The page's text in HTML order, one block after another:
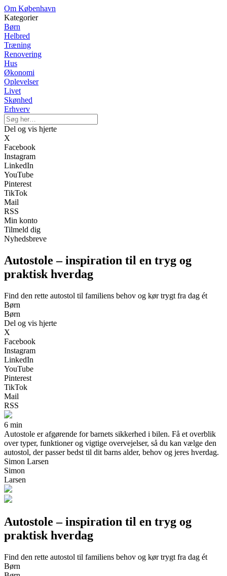
Om København
Kategorier
Børn
Helbred
Træning
Renovering
Hus
Økonomi
Oplevelser
Livet
Skønhed
Erhverv
Del og vis hjerte
X
Facebook
Instagram
LinkedIn
YouTube
Pinterest
TikTok
Mail
RSS
Min konto
Tilmeld dig
Nyhedsbreve
Autostole – inspiration til en tryg og
praktisk hverdag
Find den rette autostol til familiens behov og kør trygt fra dag ét
Børn
Børn
Del og vis hjerte
X
Facebook
Instagram
LinkedIn
YouTube
Pinterest
TikTok
Mail
RSS
6 min
Autostole er afgørende for barnets sikkerhed i bilen. Få et overblik
over typer, funktioner og vigtige overvejelser, så du kan vælge den
autostol, der passer bedst til dit barns alder, behov og jeres hverdag.
Simon Larsen
Simon
Larsen
Autostole – inspiration til en tryg og
praktisk hverdag
Find den rette autostol til familiens behov og kør trygt fra dag ét
Børn